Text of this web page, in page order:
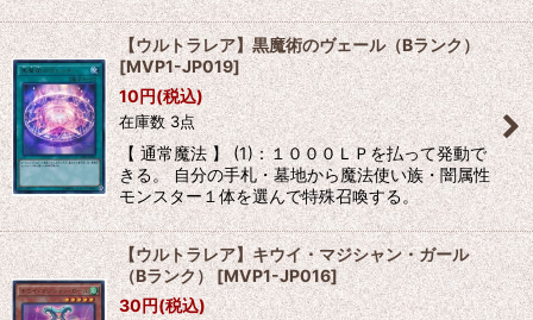
【ウルトラレア】黒魔術のヴェール（Bランク）
[MVP1-JP019]
10円(税込)
在庫数 3点
【 通常魔法 】 (1)：１０００ＬＰを払って発動で
きる。 自分の手札・墓地から魔法使い族・闇属性
モンスター１体を選んで特殊召喚する。
【ウルトラレア】キウイ・マジシャン・ガール
（Bランク）[MVP1-JP016]
30円(税込)